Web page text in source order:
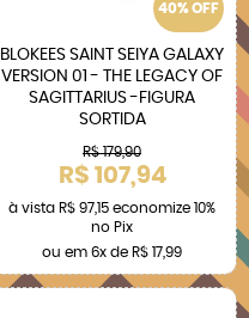
40% OFF
BLOKEES SAINT SEIYA GALAXY
VERSION 01 - THE LEGACY OF
SAGITTARIUS -FIGURA
SORTIDA
R$ 179,90
R$ 107,94
à vista R$ 97,15 economize 10%
no Pix
ou em 6x de R$ 17,99